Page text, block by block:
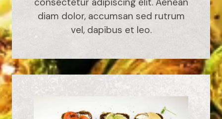
diam dolor, accumsan sed rutrum
vel, dapibus et leo.